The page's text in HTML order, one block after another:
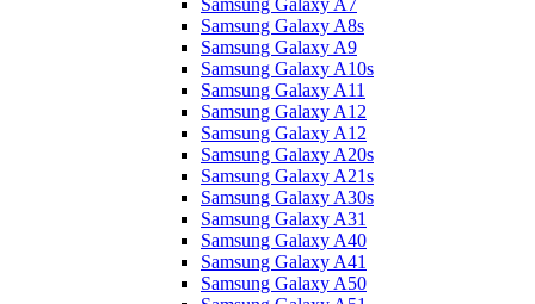
Samsung Galaxy A7
Samsung Galaxy A8s
Samsung Galaxy A9
Samsung Galaxy A10s
Samsung Galaxy A11
Samsung Galaxy A12
Samsung Galaxy A12
Samsung Galaxy A20s
Samsung Galaxy A21s
Samsung Galaxy A30s
Samsung Galaxy A31
Samsung Galaxy A40
Samsung Galaxy A41
Samsung Galaxy A50